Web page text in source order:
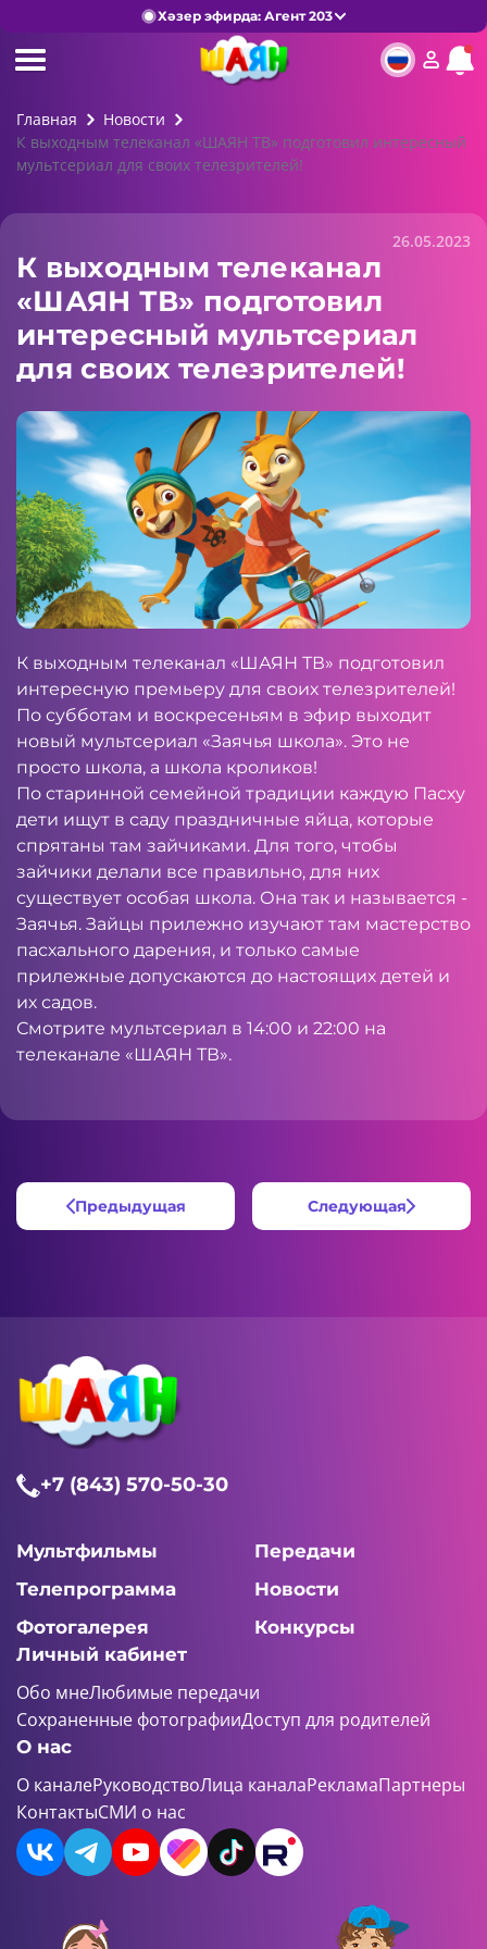
Хәзер эфирда: Агент 203
Главная
Новости
К выходным телеканал «ШАЯН ТВ» подготовил интересный
мультсериал для своих телезрителей!
26.05.2023
К выходным телеканал
«ШАЯН ТВ» подготовил
интересный мультсериал
для своих телезрителей!
К выходным телеканал «ШАЯН ТВ» подготовил
интересную премьеру для своих телезрителей!
По субботам и воскресеньям в эфир выходит
новый мультсериал «Заячья школа». Это не
просто школа, а школа кроликов!
По старинной семейной традиции каждую Пасху
дети ищут в саду праздничные яйца, которые
спрятаны там зайчиками. Для того, чтобы
зайчики делали все правильно, для них
существует особая школа. Она так и называется -
Заячья. Зайцы прилежно изучают там мастерство
пасхального дарения, и только самые
прилежные допускаются до настоящих детей и
их садов.
Смотрите мультсериал в 14:00 и 22:00 на
телеканале «ШАЯН ТВ».
Предыдущая Следующая
+7 (843) 570-50-30
Мультфильмы
Передачи
Телепрограмма
Новости
Фотогалерея
Конкурсы
Личный кабинет
Обо мнеЛюбимые передачи
Сохраненные фотографииДоступ для родителей
О нас
О каналеРуководствоЛица каналаРекламаПартнеры
КонтактыСМИ о нас